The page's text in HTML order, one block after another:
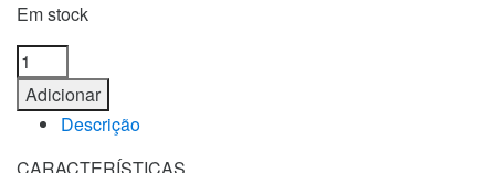
Em stock
Toner
Comp.
HP
CF226A
quantidade
Adicionar
Descrição